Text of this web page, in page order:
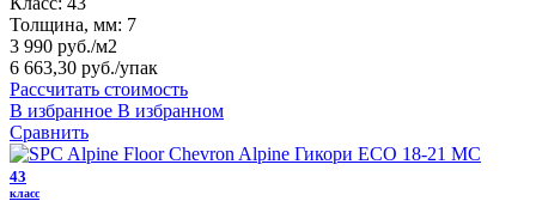
Толщина, мм: 7
3 990 руб./м2
6 663,30 руб./упак
Рассчитать стоимость
В избранное В избранном
Сравнить
43
класс